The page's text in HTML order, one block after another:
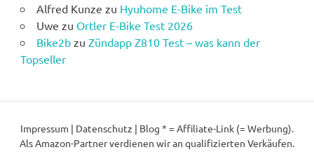
Alfred Kunze zu Hyuhome E-Bike im Test
Uwe zu Ortler E-Bike Test 2026
Bike2bzu Zündapp Z810 Test – was kann der
Topseller
Impressum | Datenschutz | Blog * = Affiliate-Link (= Werbung).
Als Amazon-Partner verdienen wir an qualifizierten Verkäufen.